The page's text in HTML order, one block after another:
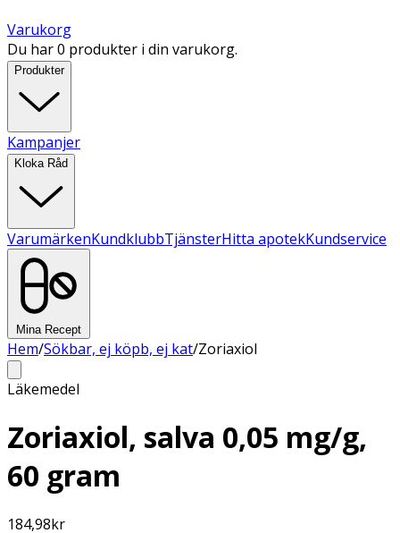
Varukorg
Du har 0 produkter i din varukorg.
Produkter
Kampanjer
Kloka Råd
VarumärkenKundklubbTjänsterHitta apotekKundservice
Mina Recept
Hem/Sökbar, ej köpb, ej kat/Zoriaxiol
Läkemedel
Zoriaxiol, salva 0,05 mg/g,
60 gram
184,98kr